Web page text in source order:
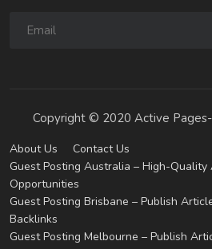
Copyright © 2020 Active
About Us
Contact Us
Guest Posting Australia – High-
Opportunities
Guest Posting Brisbane – Publish
Backlinks
Guest Posting Melbourne – Publish